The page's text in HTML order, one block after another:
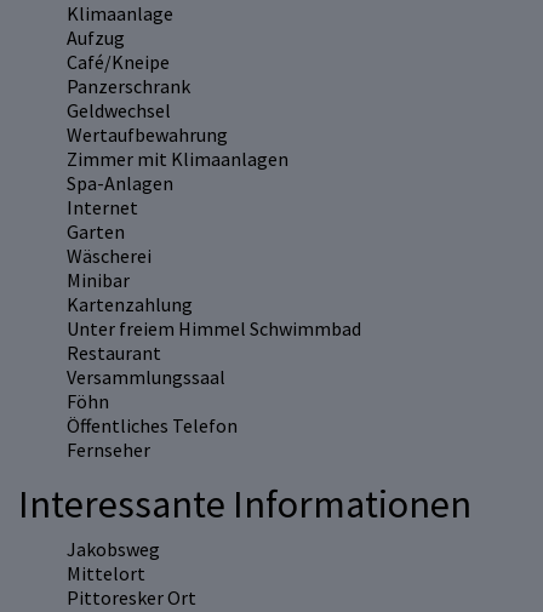
Klimaanlage
Aufzug
Café/Kneipe
Panzerschrank
Geldwechsel
Wertaufbewahrung
Zimmer mit Klimaanlagen
Spa-Anlagen
Internet
Garten
Wäscherei
Minibar
Kartenzahlung
Unter freiem Himmel Schwimmbad
Restaurant
Versammlungssaal
Föhn
Öffentliches Telefon
Fernseher
Interessante Informationen
Jakobsweg
Mittelort
Pittoresker Ort